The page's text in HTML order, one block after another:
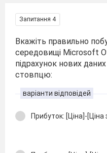
Запитання 4
Вкажіть правильно
середовищі Microsoft
підрахунок нових
стовпцю:
варіанти відповідей
Прибуток: [Ціна]-[Ціна